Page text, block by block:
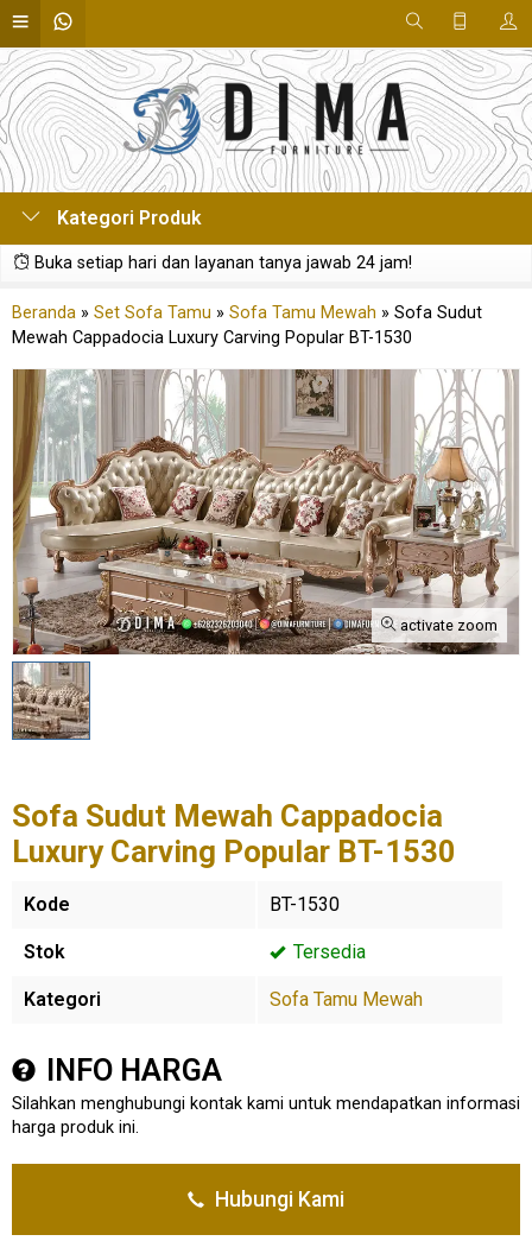
Kategori Produk
Buka setiap hari dan layanan tanya jawab 24 jam!
Beranda » Set Sofa Tamu » Sofa Tamu Mewah » Sofa Sudut
Mewah Cappadocia Luxury Carving Popular BT-1530
activate zoom
Sofa Sudut Mewah Cappadocia
Luxury Carving Popular BT-1530
Kode BT-1530
Stok Tersedia
Kategori Sofa Tamu Mewah
INFO HARGA
Silahkan menghubungi kontak kami untuk mendapatkan informasi
harga produk ini.
Hubungi Kami